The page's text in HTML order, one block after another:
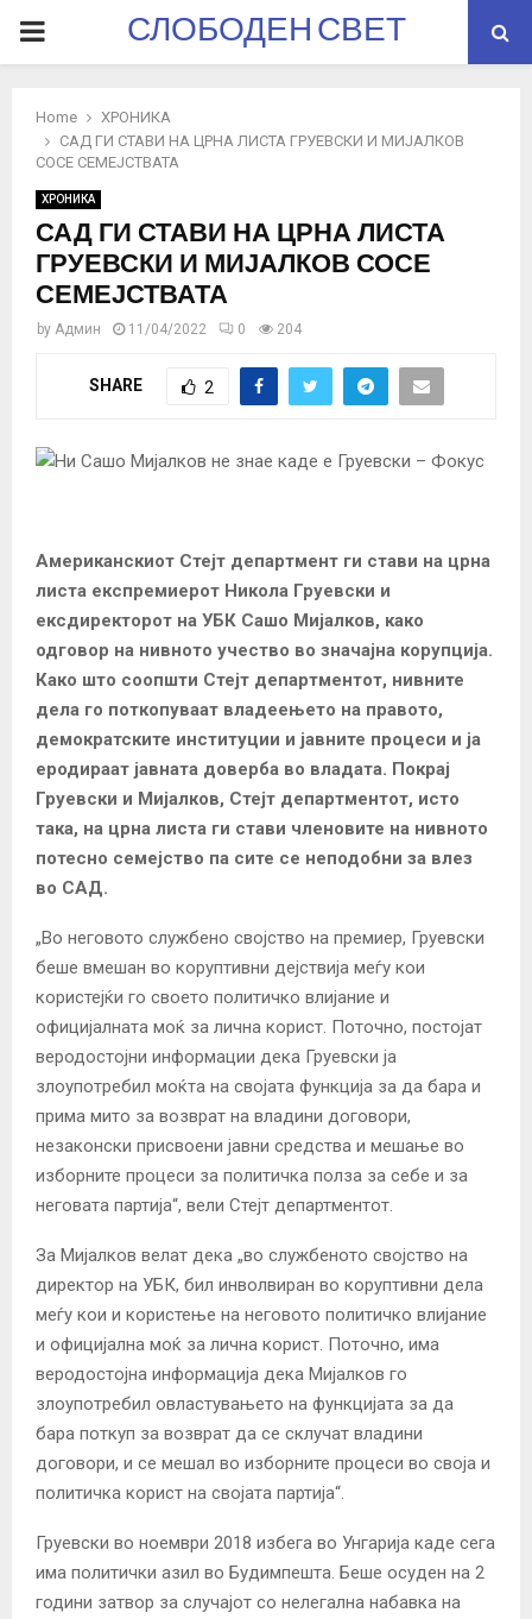
PRIMARYСЛОБОДЕН СВЕТ
Home
ХРОНИКА
САД ГИ СТАВИ НА ЦРНА ЛИСТА ГРУЕВСКИ И МИЈАЛКОВ
СОСЕ СЕМЕЈСТВАТА
ХРОНИКА
САД ГИ СТАВИ НА ЦРНА ЛИСТА
ГРУЕВСКИ И МИЈАЛКОВ СОСЕ
СЕМЕЈСТВАТА
by Админ 11/04/2022 0 204
SHARE 2
Американскиот Стејт департмент ги стави на црна
листа експремиерот Никола Груевски и
ексдиректорот на УБК Сашо Мијалков, како
одговор на нивното учество во значајна корупција.
Како што соопшти Стејт департментот, нивните
дела го поткопуваат владеењето на правото,
демократските институции и јавните процеси и ја
еродираат јавната доверба во владата. Покрај
Груевски и Мијалков, Стејт департментот, исто
така, на црна листа ги стави членовите на нивното
потесно семејство па сите се неподобни за влез
во САД.
„Во неговото службено својство на премиер, Груевски
беше вмешан во коруптивни дејствија меѓу кои
користејќи го своето политичко влијание и
официјалната моќ за лична корист. Поточно, постојат
веродостојни информации дека Груевски ја
злоупотребил моќта на својата функција за да бара и
прима мито за возврат на владини договори,
незаконски присвоени јавни средства и мешање во
изборните процеси за политичка полза за себе и за
неговата партија“, вели Стејт департментот.
За Мијалков велат дека „во службеното својство на
директор на УБК, бил инволвиран во коруптивни дела
меѓу кои и користење на неговото политичко влијание
и официјална моќ за лична корист. Поточно, има
веродостојна информација дека Мијалков го
злоупотребил овластувањето на функцијата за да
бара поткуп за возврат да се склучат владини
договори, и се мешал во изборните процеси во своја и
политичка корист на својата партија“.
Груевски во ноември 2018 избега во Унгарија каде сега
има политички азил во Будимпешта. Беше осуден на 2
години затвор за случајот со нелегална набавка на